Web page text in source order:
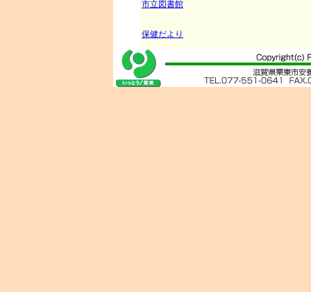
市立図書館
保健だより